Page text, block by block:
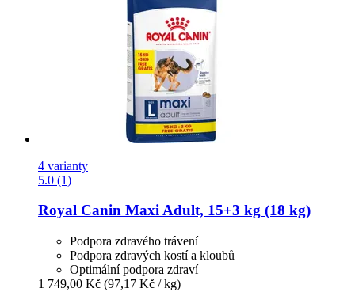
4 varianty
5.0 (1)
Royal Canin Maxi Adult, 15+3 kg (18 kg)
Podpora zdravého trávení
Podpora zdravých kostí a kloubů
Optimální podpora zdraví
1 749,00 Kč (97,17 Kč / kg)